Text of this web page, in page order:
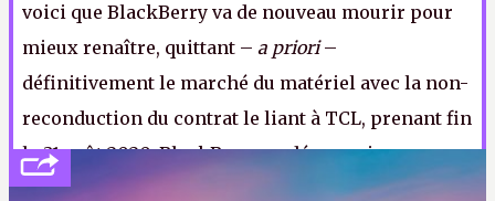
voici que BlackBerry va de nouveau mourir pour
mieux renaître, quittant – a priori–
définitivement le marché du matériel avec la non-
reconduction du contrat le liant à TCL, prenant fin
le 31 août 2020. BlackBerry va désormais
concentrer ses efforts sur le logiciel et plus